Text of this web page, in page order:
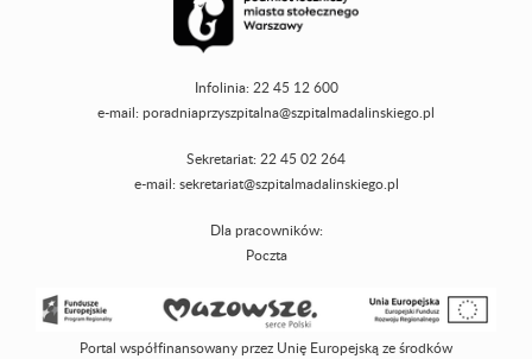
Infolinia: 22 45 12 600
e-mail: poradniaprzyszpitalna@szpitalmadalinskiego.pl
Sekretariat: 22 45 02 264
e-mail: sekretariat@szpitalmadalinskiego.pl
Dla pracowników:
Poczta
Portal współfinansowany przez Unię Europejską ze środków